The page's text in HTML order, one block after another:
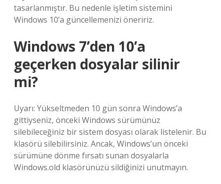
tasarlanmıştır. Bu nedenle işletim sistemini
Windows 10’a güncellemenizi öneririz.
Windows 7’den 10’a
geçerken dosyalar silinir
mi?
Uyarı: Yükseltmeden 10 gün sonra Windows’a
gittiyseniz, önceki Windows sürümünüz
silebileceğiniz bir sistem dosyası olarak listelenir. Bu
klasörü silebilirsiniz. Ancak, Windows’un önceki
sürümüne dönme fırsatı sunan dosyalarla
Windows.old klasörünüzü sildiğinizi unutmayın.